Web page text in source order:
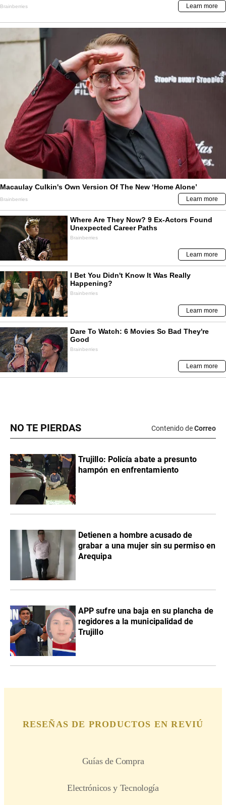
NO TE PIERDAS Contenido deCorreo
Trujillo: Policía abate a presunto
hampón en enfrentamiento
Detienen a hombre acusado de
grabar a una mujer sin su permiso en
Arequipa
APP sufre una baja en su plancha de
regidores a la municipalidad de
Trujillo